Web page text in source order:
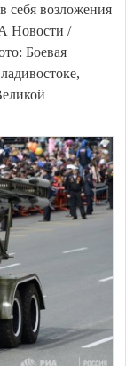
себя возложения
Новости /
Боевая